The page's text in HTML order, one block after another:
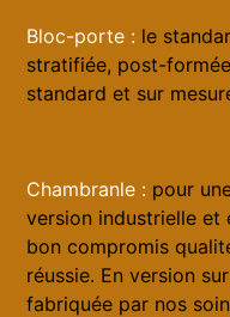
Bloc-porte : le
stratifiée, post-
standard et sur
Chambranle : pour
version industrielle et
bon compromis
réussie. En version
fabriquée par nos